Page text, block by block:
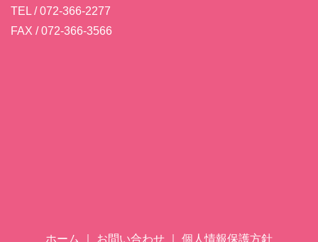
TEL / 072-366-2277
FAX / 072-366-3566
ホーム お問い合わせ 個人情報保護方針